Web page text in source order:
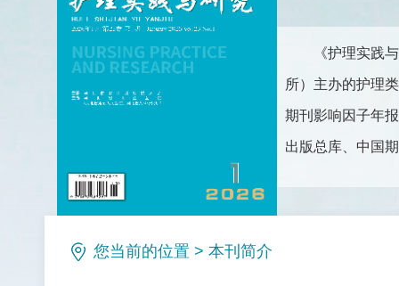
《护理实践
所）主办的护理
期刊影响因子年
出版总库、中国
您当前的位置 > 本刊简介